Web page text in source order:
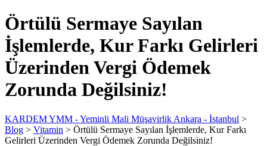
Örtülü Sermaye Sayılan
İşlemlerde, Kur Farkı Gelirleri
Üzerinden Vergi Ödemek
Zorunda Değilsiniz!
KARDEM YMM - Yeminli Mali Müşavirlik Ankara - İstanbul >
Blog > Vitamin > Örtülü Sermaye Sayılan İşlemlerde, Kur Farkı
Gelirleri Üzerinden Vergi Ödemek Zorunda Değilsiniz!